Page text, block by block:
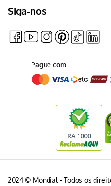
Siga-nos
Pague com
2024 © Mondial - Todos os